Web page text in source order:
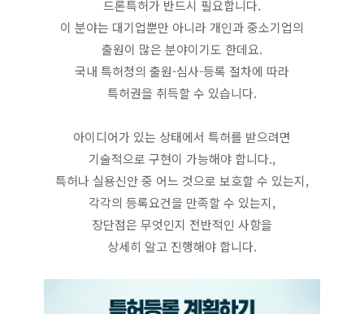
드론특허가 반드시 필요합니다.
이 분야는 대기업뿐만 아니라 개인과 중소기업의
출원이 많은 분야이기도 한데요.
국내 특허청의 출원-심사-등록 절차에 따라
특허권을 취득할 수 있습니다.
아이디어가 있는 상태에서 특허를 받으려면
기술적으로 구현이 가능해야 합니다.,
특허나 실용신안 중 어느 것으로 보호할 수 있는지,
각각의 등록요건을 만족할 수 있는지,
장단점은 무엇인지 전반적인 사항을
상세히 알고 진행해야 합니다.